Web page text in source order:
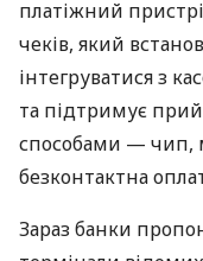
платіжний
чеків, який
інтегруватися з
та підтримує
способами — чип,
безконтактна
Зараз банки